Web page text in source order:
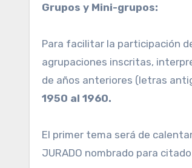
Grupos y Mini-grupos:
Para facilitar la participación
agrupaciones inscritas,
de años anteriores (letras
1950 al 1960.
El primer tema será de
JURADO nombrado para